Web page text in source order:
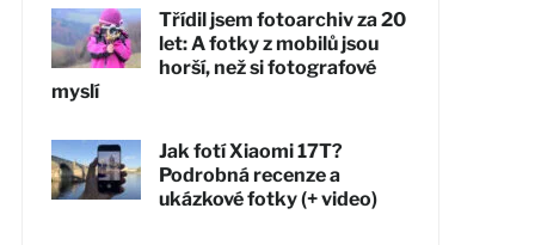
Třídil jsem fotoarchiv za 20
let: A fotky z mobilů jsou
horší, než si fotografové
myslí
Jak fotí Xiaomi 17T?
Podrobná recenze a
ukázkové fotky (+ video)